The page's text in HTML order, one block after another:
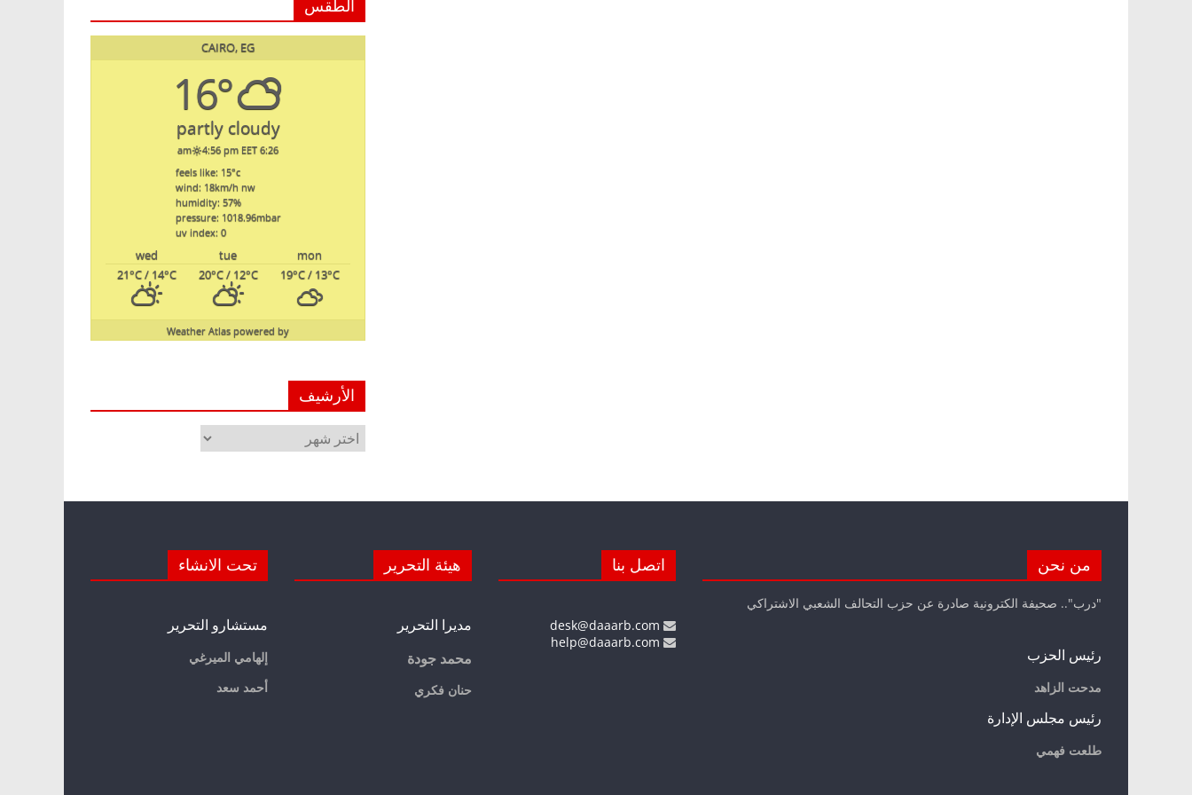
الطقس
CAIRO, EG
16°
partly cloudy
6:26 am
4:56 pm EET
feels like: 15°c
wind: 18km/h nw
humidity: 57%
pressure: 1018.96mbar
uv index: 0
mon
tue
wed
19°C/ 13°C
20°C/ 12°C
21°C/ 14°C
powered by
Weather Atlas
الأرشيف
الأرشيف
من نحن
"درب".. صحيفة الكترونية صادرة عن حزب التحالف الشعبي الاشتراكي
رئيس الحزب
مدحت الزاهد
رئيس مجلس الإدارة
طلعت فهمي
اتصل بنا هيئة التحرير
مديرا التحرير
محمد جودة
حنان فكري
تحت الانشاء
مستشارو التحرير
إلهامي الميرغي
أحمد سعد